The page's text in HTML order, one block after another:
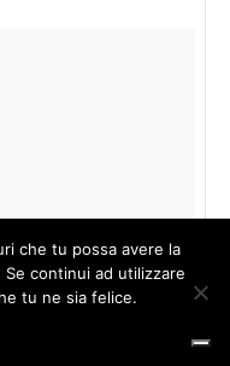
che tu possa avere la
continui ad utilizzare
tu ne sia felice.